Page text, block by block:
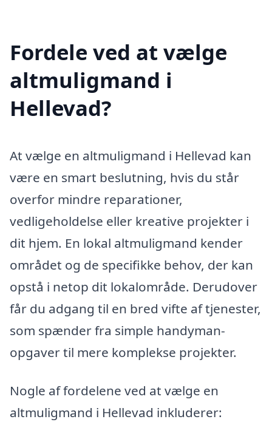
Fordele ved at vælge
altmuligmand i
Hellevad?
At vælge en altmuligmand i Hellevad kan
være en smart beslutning, hvis du står
overfor mindre reparationer,
vedligeholdelse eller kreative projekter i
dit hjem. En lokal altmuligmand kender
området og de specifikke behov, der kan
opstå i netop dit lokalområde. Derudover
får du adgang til en bred vifte af tjenester,
som spænder fra simple handyman-
opgaver til mere komplekse projekter.
Nogle af fordelene ved at vælge en
altmuligmand i Hellevad inkluderer: